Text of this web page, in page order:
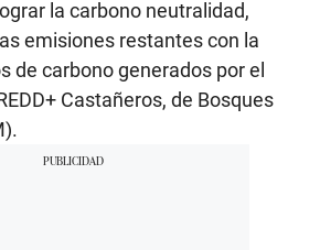
la carbono neutralidad,
emisiones restantes con la
de carbono generados por el
Castañeros, de Bosques